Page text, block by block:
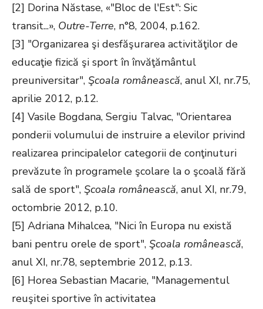
[2] Dorina Năstase, «"Bloc de l'Est": Sic
transit...», Outre-Terre, n°8, 2004, p.162.
[3] "Organizarea şi desfăşurarea activităţilor de
educaţie fizică şi sport în învăţământul
preuniversitar", Şcoala românească, anul XI, nr.75,
aprilie 2012, p.12.
[4] Vasile Bogdana, Sergiu Talvac, "Orientarea
ponderii volumului de instruire a elevilor privind
realizarea principalelor categorii de conţinuturi
prevăzute în programele şcolare la o şcoală fără
sală de sport", Şcoala românească, anul XI, nr.79,
octombrie 2012, p.10.
[5] Adriana Mihalcea, "Nici în Europa nu există
bani pentru orele de sport", Şcoala românească,
anul XI, nr.78, septembrie 2012, p.13.
[6] Horea Sebastian Macarie, "Managementul
reuşitei sportive în activitatea